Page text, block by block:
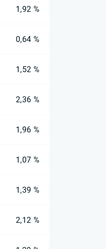
1,92 %
0,64 %
1,52 %
2,36 %
1,96 %
1,07 %
1,39 %
2,12 %